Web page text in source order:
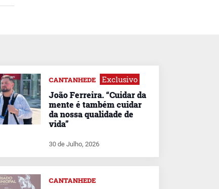
CANTANHEDE Exclusivo
João Ferreira. “Cuidar da
mente é também cuidar
da nossa qualidade de
vida”
30 de Julho, 2026
CANTANHEDE